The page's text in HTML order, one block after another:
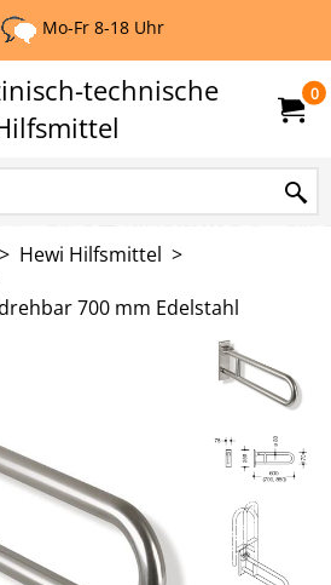
Mo-Fr 8-18 Uhr
technische
0
> Hewi Hilfsmittel >
700 mm Edelstahl